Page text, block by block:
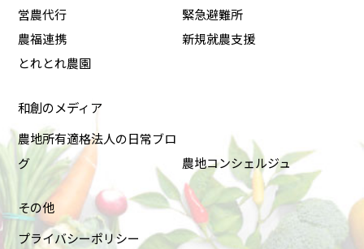
営農代行
緊急避難所
農福連携
新規就農支援
とれとれ農園
和創のメディア
農地所有適格法人の日常ブロ
グ
農地コンシェルジュ
その他
プライバシーポリシー